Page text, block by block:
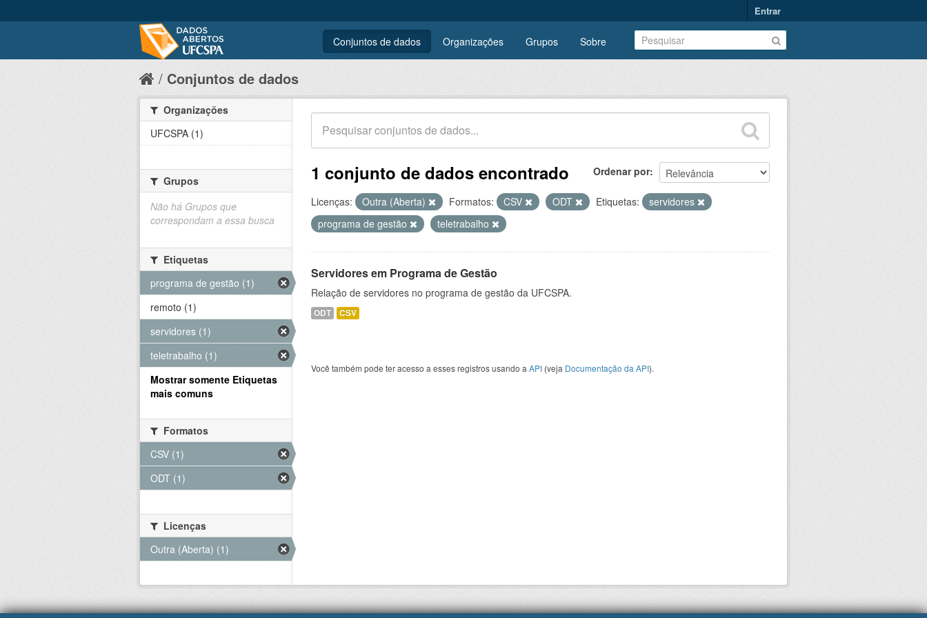
Entrar
Conjuntos de dados Organizações Grupos Sobre
Conjuntos de dados
Ordenar por
1 conjunto de dados encontrado
Licenças: Outra (Aberta) Formatos: CSV ODT Etiquetas:
servidores
programa de gestão
teletrabalho
Servidores em Programa de Gestão
Relação de servidores no programa de gestão da UFCSPA.
ODT CSV
Você também pode ter acesso a esses registros usando a API (veja Documentação da API).
Organizações
UFCSPA (1)
Grupos
Não há Grupos que
correspondam a essa busca
Etiquetas
programa de gestão (1)
remoto (1)
servidores (1)
teletrabalho (1)
Mostrar somente Etiquetas
mais comuns
Formatos
CSV (1)
ODT (1)
Licenças
Outra (Aberta) (1)